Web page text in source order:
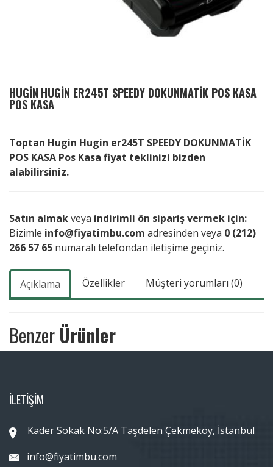
HUGIN HUGIN ER245T SPEEDY DOKUNMATİK POS KASA
POS KASA
Toptan Hugin Hugin er245T SPEEDY DOKUNMATİK
POS KASA Pos Kasa fiyat teklinizi bizden
alabilirsiniz.
Satın almakveya indirimli ön sipariş vermek için:
Bizimle info@fiyatimbu.com adresinden veya 0 (212)
266 57 65 numaralı telefondan iletişime geçiniz.
Açıklama Özellikler Müşteri yorumları (0)
Benzer Ürünler
İLETİŞİM
Kader Sokak No:5/A Taşdelen Çekmeköy, İstanbul
info@fiyatimbu.com